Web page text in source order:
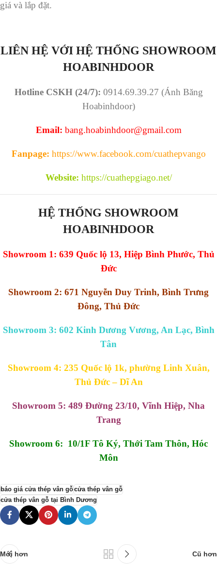
giá và lắp đặt.
LIÊN HỆ VỚI HỆ THỐNG SHOWROOM
HOABINHDOOR
Hotline CSKH (24/7): 0914.69.39.27 (Ánh Băng
Hoabinhdoor)
Email: bang.hoabinhdoor@gmail.com
Fanpage: https://www.facebook.com/cuathepvango
Website: https://cuathepgiago.net/
HỆ THỐNG SHOWROOM
HOABINHDOOR
Showroom 1: 639 Quốc lộ 13, Hiệp Bình Phước, Thủ
Đức
Showroom 2: 671 Nguyễn Duy Trinh, Bình Trưng
Đông, Thủ Đức
Showroom 3: 602 Kinh Dương Vương, An Lạc, Bình
Tân
Showroom 4: 235 Quốc lộ 1k, phường Linh Xuân,
Thủ Đức – Dĩ An
Showroom 5: 489 Đường 23/10, Vĩnh Hiệp, Nha
Trang
Showroom 6: 10/1F Tô Ký, Thới Tam Thôn, Hóc
Môn
báo giá cửa thép vân gỗcửa thép vân gỗ
cửa thép vân gỗ tại Bình Dương
Mới hơn Cũ hơn